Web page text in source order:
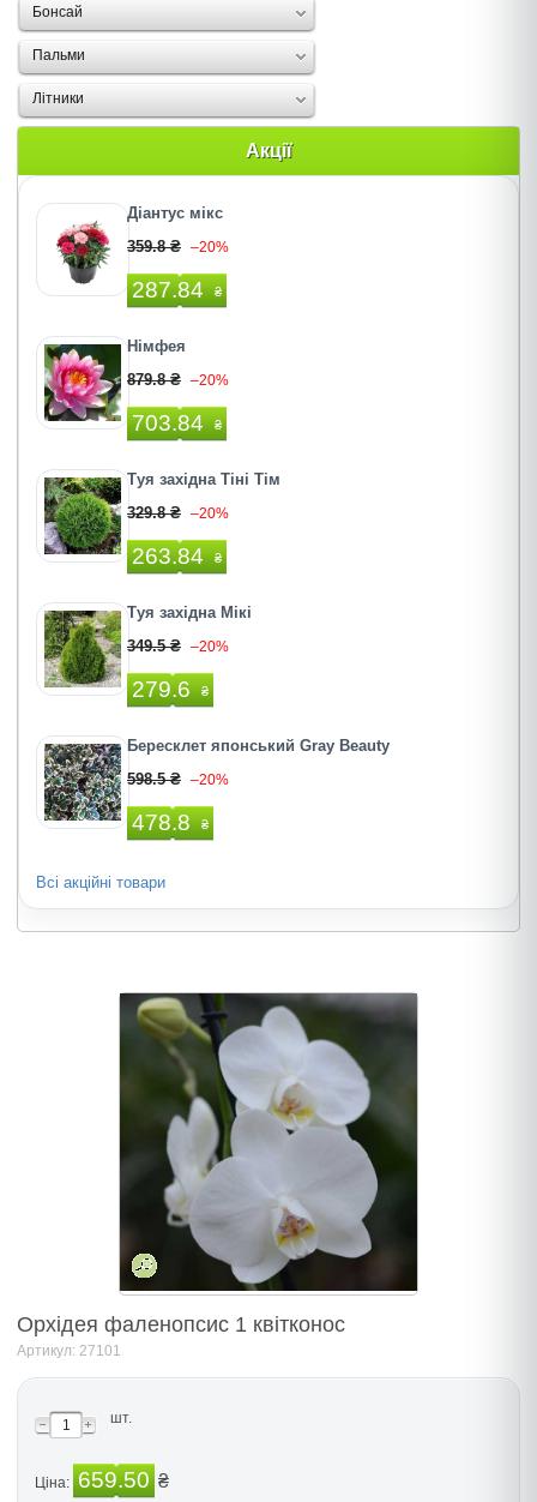
Бонсай
Пальми
Літники
Акції
Діантус мікс
359.8 ₴ –20%
287.84 ₴
Німфея
879.8 ₴ –20%
703.84 ₴
Туя західна Тіні Тім
329.8 ₴ –20%
263.84 ₴
Туя західна Мікі
349.5 ₴ –20%
279.6 ₴
Бересклет японський Gray Beauty
598.5 ₴ –20%
478.8 ₴
Всі акційні товари
Орхідея фаленопсис 1 квітконос
Артикул: 27101
шт.
Ціна: 659.50 ₴